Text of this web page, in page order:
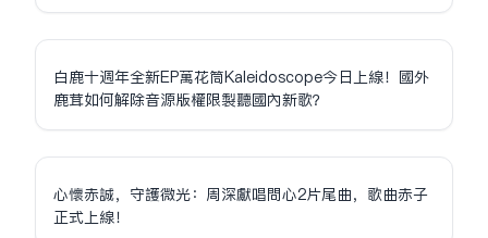
白鹿十週年全新EP萬花筒Kaleidoscope今日上線！國外
鹿茸如何解除音源版權限制聽國內新歌？
心懷赤誠，守護微光：周深獻唱問心2片尾曲，歌曲赤子
正式上線！